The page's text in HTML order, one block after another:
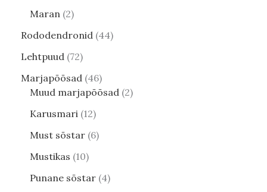
Maran 2
Rododendronid 44
Lehtpuud 72
Marjapõõsad 46
Muud marjapõõsad 2
Karusmari 12
Must sõstar 6
Mustikas 10
Punane sõstar 4